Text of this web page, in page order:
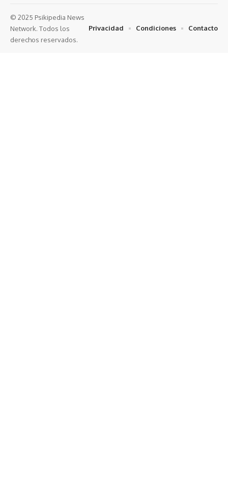
© 2025 Psikipedia News
Network. Todos los
derechos reservados.
Privacidad Condiciones Contacto